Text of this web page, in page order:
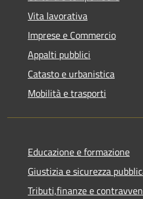
Vita lavorativa
Imprese e Commercio
Appalti pubblici
Catasto e urbanistica
Mobilità e trasporti
Educazione e formazione
Giustizia e sicurezza
Tributi,finanze e